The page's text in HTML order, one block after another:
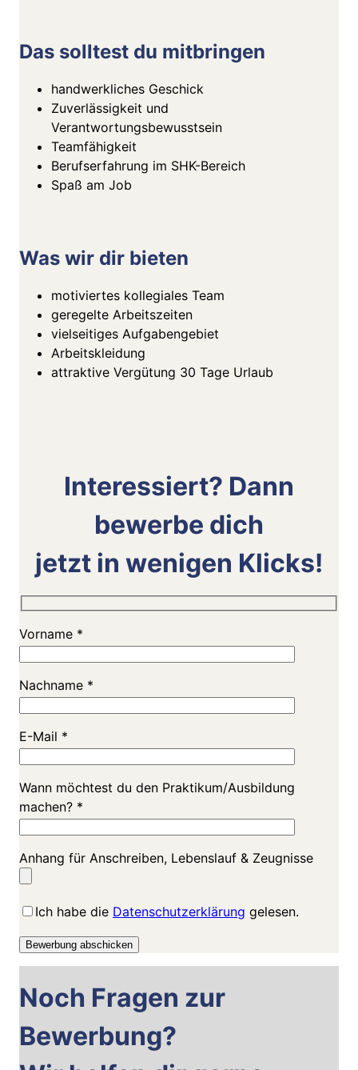
Das solltest du mitbringen
handwerkliches Geschick
Zuverlässigkeit und
Verantwortungsbewusstsein
Teamfähigkeit
Berufserfahrung im SHK-Bereich
Spaß am Job
Was wir dir bieten
motiviertes kollegiales Team
geregelte Arbeitszeiten
vielseitiges Aufgabengebiet
Arbeitskleidung
attraktive Vergütung 30 Tage Urlaub
Interessiert? Dann
bewerbe dich
jetzt in wenigen Klicks!
Vorname *
Nachname *
E-Mail *
Wann möchtest du den Praktikum/Ausbildung
machen? *
Anhang für Anschreiben, Lebenslauf & Zeugnisse
Ich habe die Datenschutzerklärung gelesen.
Noch Fragen zur
Bewerbung?